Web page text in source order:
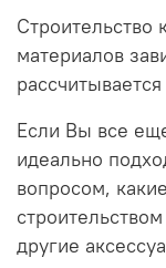
Строительство
материалов
Если Вы все
идеально
вопросом,
другие